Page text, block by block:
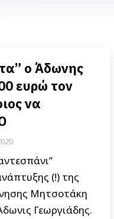
ο Άδωνης
ευρώ τον
να
(!) της
Μητσοτάκη
Γεωργιάδης.